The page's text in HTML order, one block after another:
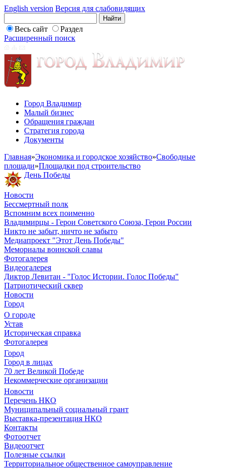
English version Версия для слабовидящих
Весь сайт
Раздел
Расширенный поиск
Город Владимир
Малый бизнес
Обращения граждан
Стратегия города
Документы
Главная»Экономика и городское хозяйство»Свободные
площади»Площадки под строительство
День Победы
Новости
Бессмертный полк
Вспомним всех поименно
Владимирцы - Герои Советского Союза, Герои России
Никто не забыт, ничто не забыто
Медиапроект "Этот День Победы"
Мемориалы воинской славы
Фотогалерея
Видеогалерея
Диктор Левитан - "Голос Истории. Голос Победы"
Патриотический сквер
Новости
Город
О городе
Устав
Историческая справка
Фотогалерея
Город
Город в лицах
70 лет Великой Победе
Некоммерческие организации
Новости
Перечень НКО
Муниципальный социальный грант
Выставка-презентация НКО
Контакты
Фотоотчет
Видеоотчет
Полезные ссылки
Территориальное общественное самоуправление